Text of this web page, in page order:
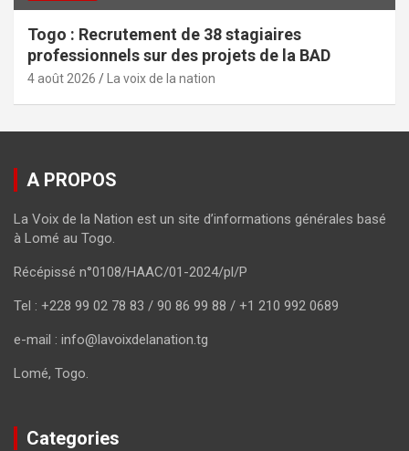
Togo : Recrutement de 38 stagiaires
professionnels sur des projets de la BAD
4 août 2026 La voix de la nation
A PROPOS
La Voix de la Nation est un site d’informations générales basé
à Lomé au Togo.
Récépissé n°0108/HAAC/01-2024/pl/P
Tel : +228 99 02 78 83 / 90 86 99 88 / +1 210 992 0689
e-mail : info@lavoixdelanation.tg
Lomé, Togo.
Categories